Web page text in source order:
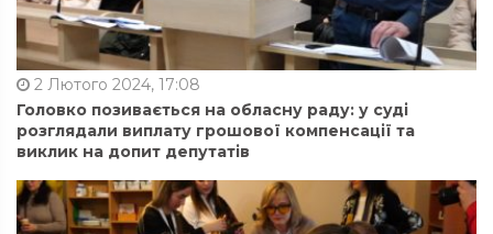
2 Лютого 2024, 17:08
Головко позивається на обласну раду: у суді
розглядали виплату грошової компенсації та
виклик на допит депутатів